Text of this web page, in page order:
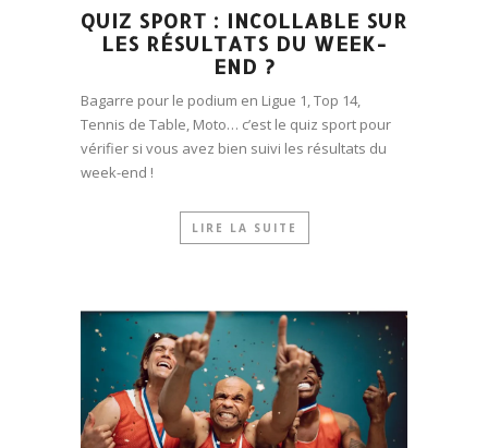
QUIZ SPORT : INCOLLABLE SUR
LES RÉSULTATS DU WEEK-
END ?
Bagarre pour le podium en Ligue 1, Top 14,
Tennis de Table, Moto… c’est le quiz sport pour
vérifier si vous avez bien suivi les résultats du
week-end !
LIRE LA SUITE